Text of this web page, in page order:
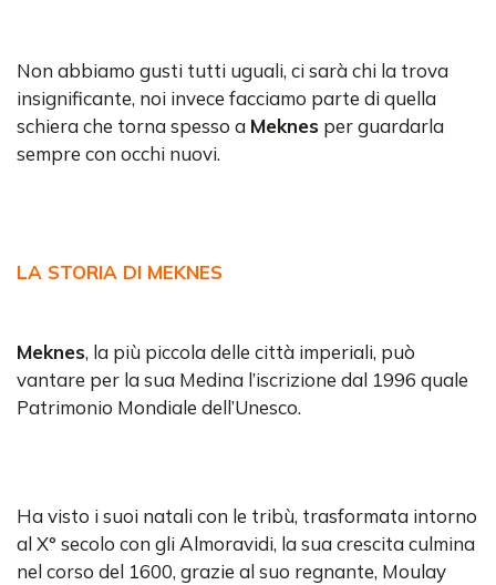
Non abbiamo gusti tutti uguali, ci sarà chi la trova
insignificante, noi invece facciamo parte di quella
schiera che torna spesso a Meknes per guardarla
sempre con occhi nuovi.
LA STORIA DI MEKNES
Meknes, la più piccola delle città imperiali, può
vantare per la sua Medina l’iscrizione dal 1996 quale
Patrimonio Mondiale dell’Unesco.
Ha visto i suoi natali con le tribù, trasformata intorno
al X° secolo con gli Almoravidi, la sua crescita culmina
nel corso del 1600, grazie al suo regnante, Moulay